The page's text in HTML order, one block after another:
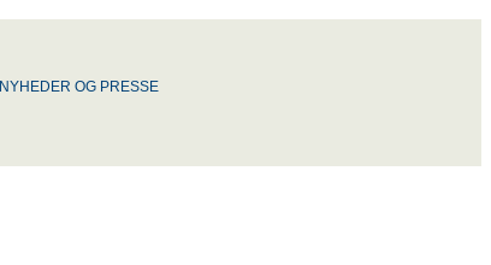
NYHEDER OG PRESSE